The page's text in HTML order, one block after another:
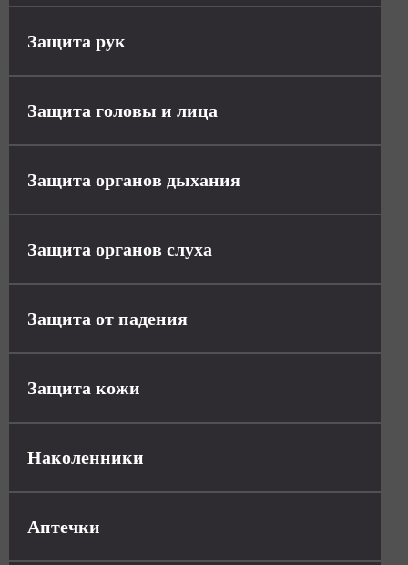
Защита рук
Защита головы и лица
Защита органов дыхания
Защита органов слуха
Защита от падения
Защита кожи
Наколенники
Аптечки